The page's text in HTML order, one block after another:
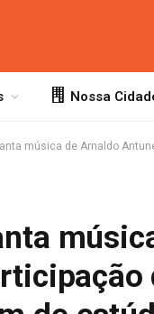
Nossa
música de Arnaldo